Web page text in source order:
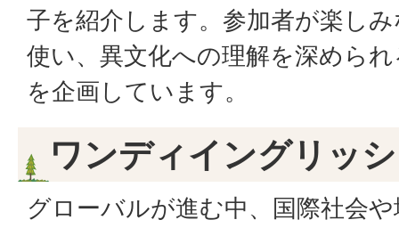
子を紹介します。参加者が楽し
使い、異文化への理解を深めら
を企画しています。
ワンディイングリッ
グローバルが進む中、国際社会